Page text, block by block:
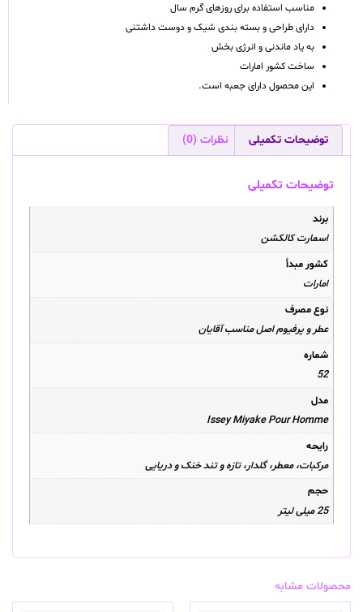
مناسب استفاده برای روزهای گرم سال
دارای طراحی و بسته بندی شیک و دوست داشتنی
به یاد ماندنی و انرژی بخش
ساخت کشور امارات
این محصول دارای جعبه است.
توضیحات تکمیلی نظرات (0)
توضیحات تکمیلی
برند
اسمارت کالکشن
کشور مبدأ
امارات
نوع مصرف
عطر و پرفیوم اصل مناسب آقایان
شماره
52
مدل
Issey Miyake Pour Homme
رایحه
مرکبات، معطر، گلدار، تازه و تند خنک و دریایی
حجم
25 میلی لیتر
محصولات مشابه